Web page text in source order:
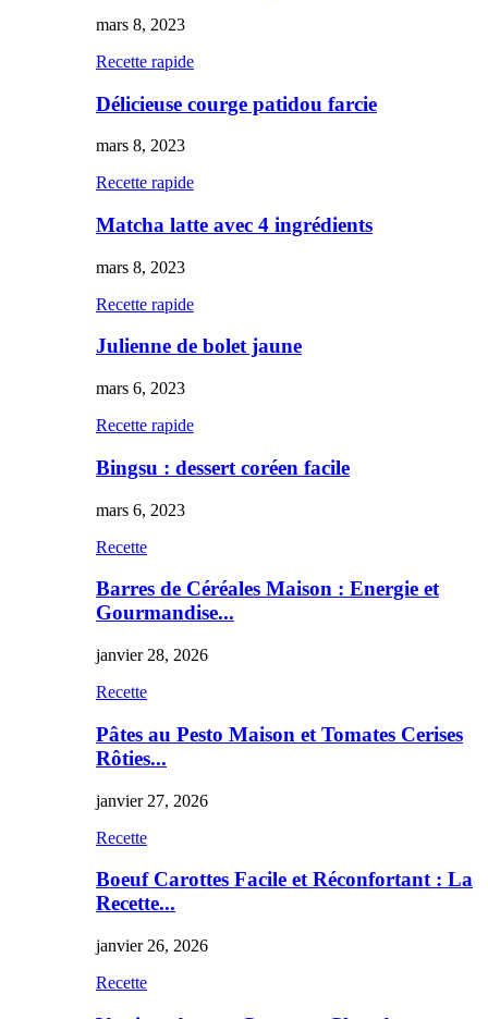
mars 8, 2023
Recette rapide
Délicieuse courge patidou farcie
mars 8, 2023
Recette rapide
Matcha latte avec 4 ingrédients
mars 8, 2023
Recette rapide
Julienne de bolet jaune
mars 6, 2023
Recette rapide
Bingsu : dessert coréen facile
mars 6, 2023
Recette
Barres de Céréales Maison : Energie et
Gourmandise...
janvier 28, 2026
Recette
Pâtes au Pesto Maison et Tomates Cerises
Rôties...
janvier 27, 2026
Recette
Boeuf Carottes Facile et Réconfortant : La
Recette...
janvier 26, 2026
Recette